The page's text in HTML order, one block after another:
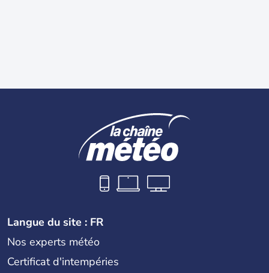
Langue du site : FR
Nos experts météo
Certificat d'intempéries